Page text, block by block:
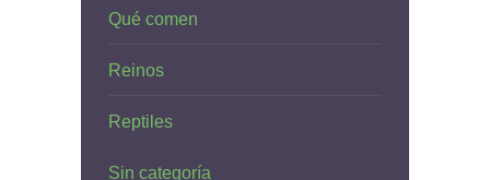
Qué comen
Reinos
Reptiles
Sin categoría